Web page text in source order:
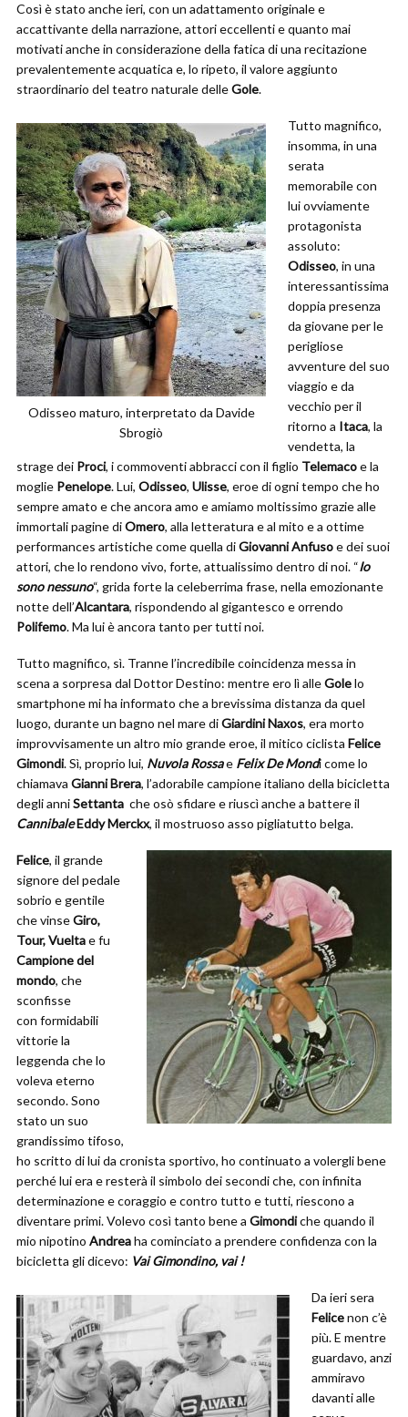
Così è stato anche ieri, con un adattamento originale e
accattivante della narrazione, attori eccellenti e quanto mai
motivati anche in considerazione della fatica di una recitazione
prevalentemente acquatica e, lo ripeto, il valore aggiunto
straordinario del teatro naturale delleGole.
Odisseo maturo, interpretato da Davide
Sbrogiò
Tutto magnifico,
insomma, in una
serata
memorabile con
lui ovviamente
protagonista
assoluto:
Odisseo, in una
interessantissima
doppia presenza
da giovane per le
perigliose
avventure del suo
viaggio e da
vecchio per il
ritorno a Itaca, la
vendetta, la
strage dei Proci, i commoventi abbracci con il figlio Telemacoe la
moglie Penelope. Lui, Odisseo, Ulisse, eroe di ogni tempo che ho
sempre amato e che ancora amo e amiamo moltissimo grazie alle
immortali pagine diOmero, alla letteratura e al mito e a ottime
performances artistiche come quella diGiovanni Anfusoe dei suoi
attori, che lo rendono vivo, forte, attualissimo dentro di noi. “Io
sono nessuno“, grida forte la celeberrima frase, nella emozionante
notte dell’Alcantara, rispondendo al gigantesco e orrendo
Polifemo. Ma lui è ancora tanto per tutti noi.
Tutto magnifico, sì. Tranne l’incredibile coincidenza messa in
scena a sorpresa dal Dottor Destino: mentre ero lì alleGolelo
smartphone mi ha informato che a brevissima distanza da quel
luogo, durante un bagno nel mare diGiardini Naxos, era morto
improvvisamente un altro mio grande eroe, il mitico ciclista Felice
Gimondi. Sì, proprio lui, Nuvola Rossae Felix De Mondi come lo
chiamava Gianni Brera, l’adorabile campione italiano della bicicletta
degli anniSettanta che osò sfidare e riuscì anche a battere il
CannibaleEddy Merckx, il mostruoso asso pigliatutto belga.
Felice, il grande
signore del pedale
sobrio e gentile
che vinseGiro,
Tour, Vueltae fu
Campione del
mondo, che
sconfisse
con formidabili
vittorie la
leggenda che lo
voleva eterno
secondo. Sono
stato un suo
grandissimo tifoso,
ho scritto di lui da cronista sportivo, ho continuato a volergli bene
perché lui era e resterà il simbolo dei secondi che, con infinita
determinazione e coraggio e contro tutto e tutti, riescono a
diventare primi. Volevo così tanto bene a Gimondiche quando il
mio nipotino Andreaha cominciato a prendere confidenza con la
bicicletta gli dicevo: Vai Gimondino, vai !
Da ieri sera
Felicenon c’è
più. E mentre
guardavo, anzi
ammiravo
davanti alle